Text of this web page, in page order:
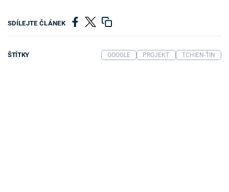
SDÍLEJTE ČLÁNEK
ŠTÍTKY GOOGLE PROJEKT TCHIEN-ŤIN